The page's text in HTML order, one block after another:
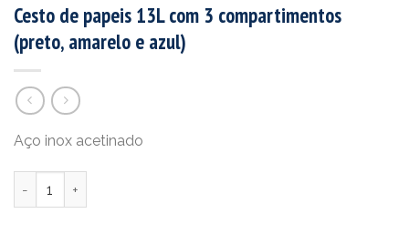
Cesto de papeis 13L com 3 compartimentos
(preto, amarelo e azul)
Aço inox acetinado